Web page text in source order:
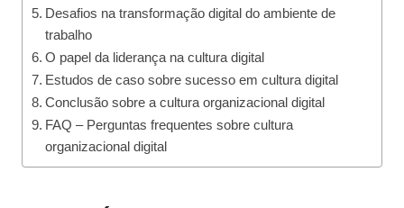
Desafios na transformação digital do ambiente de
trabalho
O papel da liderança na cultura digital
Estudos de caso sobre sucesso em cultura digital
Conclusão sobre a cultura organizacional digital
FAQ – Perguntas frequentes sobre cultura
organizacional digital